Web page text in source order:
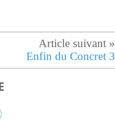
Enfin du Concret 3